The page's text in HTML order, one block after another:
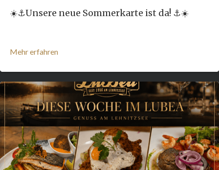
☀️⚓️Unsere neue Sommerkarte ist da! ⚓️☀️
Mehr erfahren